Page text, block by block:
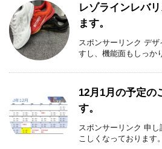
レゾラインレバ
ます。
スポンサーリンク デ
すし、機能面もしっか
12月1月の予定の
す。
スポンサーリンク 申
こしくなっております